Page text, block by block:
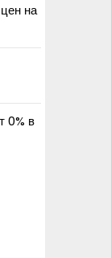
на
0% в